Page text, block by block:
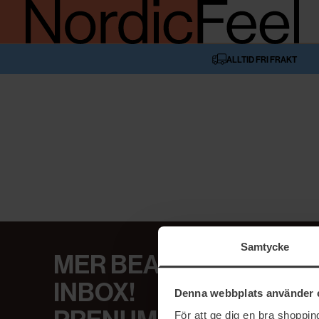
Samtycke
Denna webbplats använder
För att ge dig en bra
ALLTID FRI FRAKT
MER BEAUTY I DIN
INBOX!